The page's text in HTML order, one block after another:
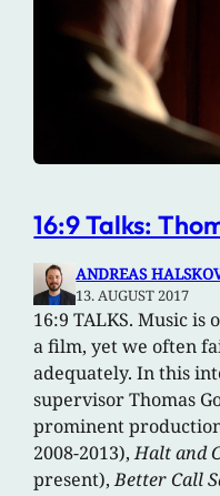
16:9 Talks:
ANDREAS
13. AUGUST 2017
16:9 TALKS. Music is
a film, yet we often
adequately. In this
supervisor Thomas
prominent
2008-2013),Halt and
present),Better Call